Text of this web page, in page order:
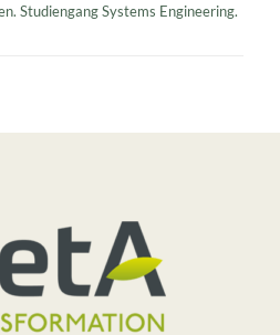
Studiengang Systems Engineering.